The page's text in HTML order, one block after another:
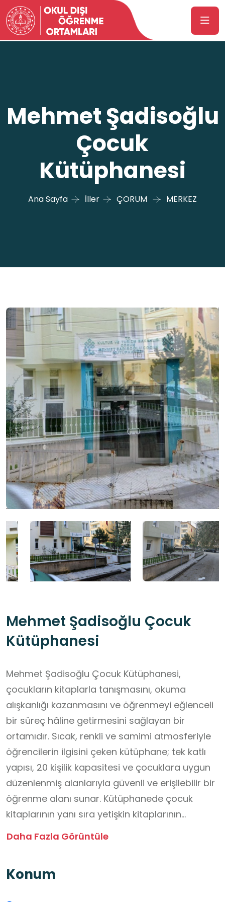
Mehmet Şadisoğlu
Çocuk
Kütüphanesi
Ana Sayfa İller ÇORUM MERKEZ
Mehmet Şadisoğlu Çocuk
Kütüphanesi
Mehmet Şadisoğlu Çocuk Kütüphanesi,
çocukların kitaplarla tanışmasını, okuma
alışkanlığı kazanmasını ve öğrenmeyi eğlenceli
bir süreç hâline getirmesini sağlayan bir
ortamıdır. Sıcak, renkli ve samimi atmosferiyle
öğrencilerin ilgisini çeken kütüphane; tek katlı
yapısı, 20 kişilik kapasitesi ve çocuklara uygun
düzenlenmiş alanlarıyla güvenli ve erişilebilir bir
öğrenme alanı sunar. Kütüphanede çocuk
kitaplarının yanı sıra yetişkin kitaplarının
bulunması, öğrencilerin farklı türlerde
öğrenciler, araştırma yapma ve dijital
Daha Fazla Görüntüle
Konum